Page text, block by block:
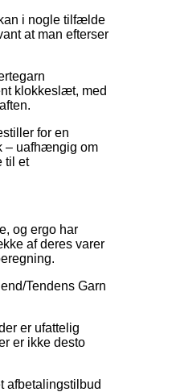
i nogle tilfælde
at man efterser
klokkeslæt, med
for en
– uafhængig om
til et
og ergo har
af deres varer
Tendens Garn
er ufattelig
er ikke desto
afbetalingstilbud